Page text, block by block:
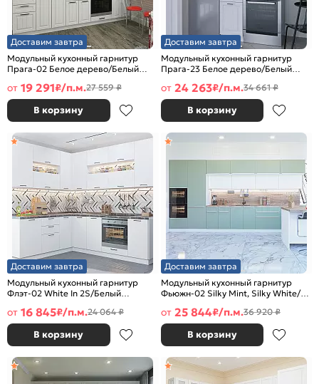
Доставим завтра
Модульный кухонный гарнитур
Прага-02 Белое дерево/Белый
от 19 291₽/п.м.27 559 ₽
В корзину
Доставим завтра
Модульный кухонный гарнитур
Прага-23 Белое дерево/Белый
от 24 263₽/п.м.34 661 ₽
В корзину
Доставим завтра
Модульный кухонный гарнитур
Флэт-02 White In 2S/Белый
от 16 845₽/п.м.24 064 ₽
В корзину
Доставим завтра
Модульный кухонный гарнитур
Фьюжн-02 Silky Mint, Silky White/
от 25 844₽/п.м.36 920 ₽
В корзину